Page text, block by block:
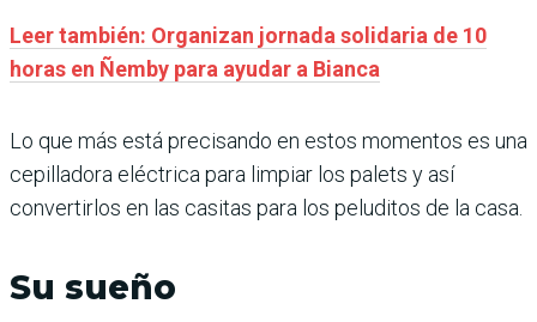
Leer también: Organizan jornada solidaria de 10
horas en Ñemby para ayudar a Bianca
Lo que más está precisando en estos momentos es una
cepilladora eléctrica para limpiar los palets y así
convertirlos en las casitas para los peluditos de la casa.
Su sueño